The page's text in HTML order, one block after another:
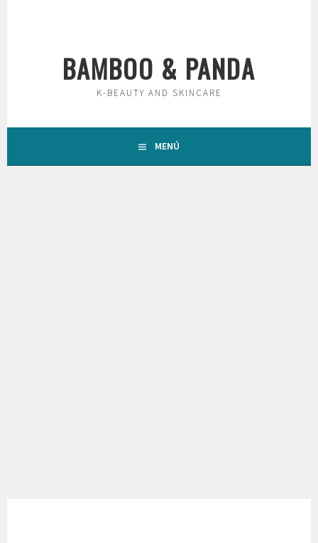
BAMBOO & PANDA
K-BEAUTY AND SKINCARE
MENÚ